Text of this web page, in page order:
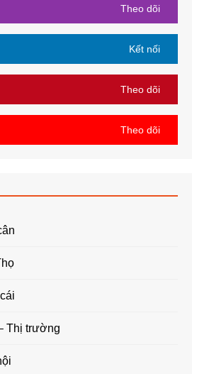
Theo dõi
Kết nối
Theo dõi
Theo dõi
Thị trường